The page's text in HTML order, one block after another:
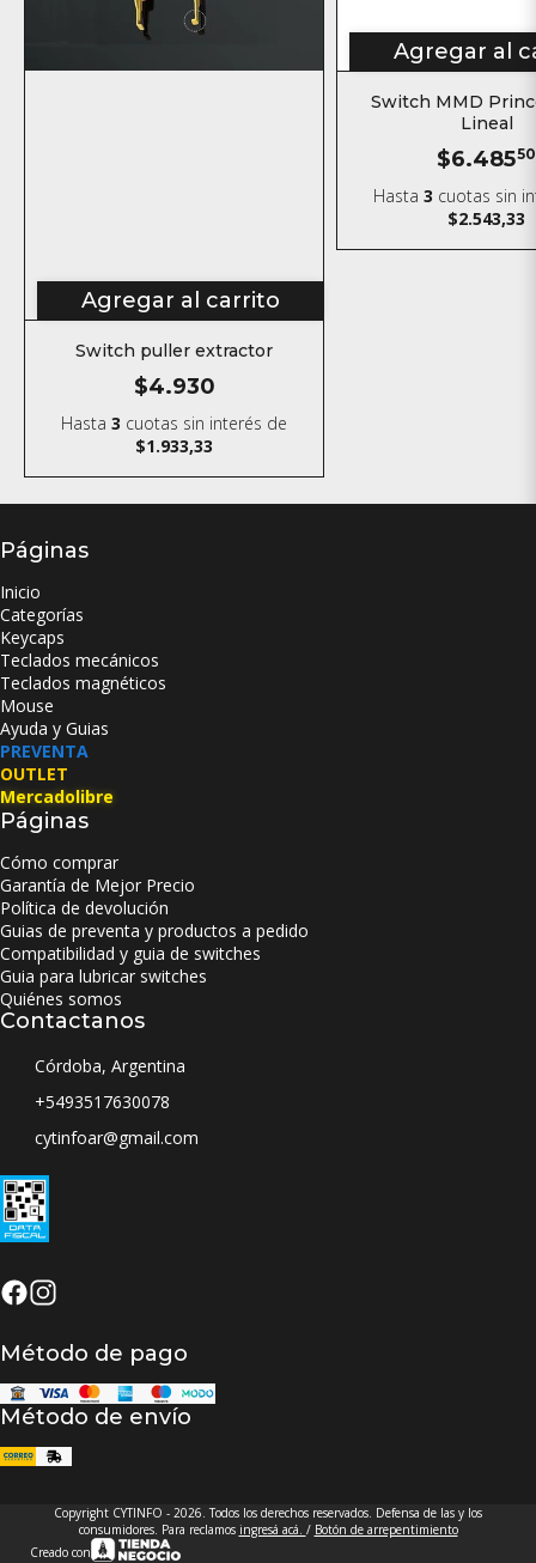
Agregar al carrito
Switch puller extractor
$4.930
Hasta3 cuotas sin interés de
$1.933,33
Agregar al
Switch MMD
Lineal
$6.48550
Hasta3 cuotas sin
$2.543,33
Páginas
Inicio
Categorías
Keycaps
Teclados mecánicos
Teclados magnéticos
Mouse
Ayuda y Guias
PREVENTA
OUTLET
Mercadolibre
Páginas
Cómo comprar
Garantía de Mejor Precio
Política de devolución
Guias de preventa y productos a pedido
Compatibilidad y guia de switches
Guia para lubricar switches
Quiénes somos
Contactanos
Córdoba, Argentina
+5493517630078
cytinfoar@gmail.com
Método de pago
Método de envío
Copyright CYTINFO - 2026. Todos los derechos reservados. Defensa de las y los
consumidores. Para reclamos ingresá acá. / Botón de arrepentimiento
Creado con